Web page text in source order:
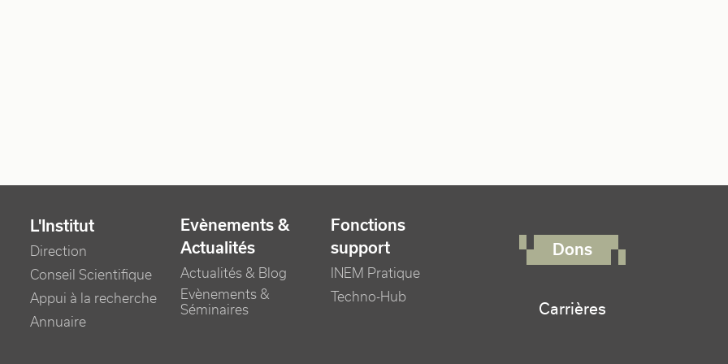
L'Institut
Direction
Conseil Scientifique
Appui à la recherche
Annuaire
Evènements &
Actualités
Actualités & Blog
Evènements &
Séminaires
Fonctions
support
INEM Pratique
Techno-Hub
Dons
Carrières